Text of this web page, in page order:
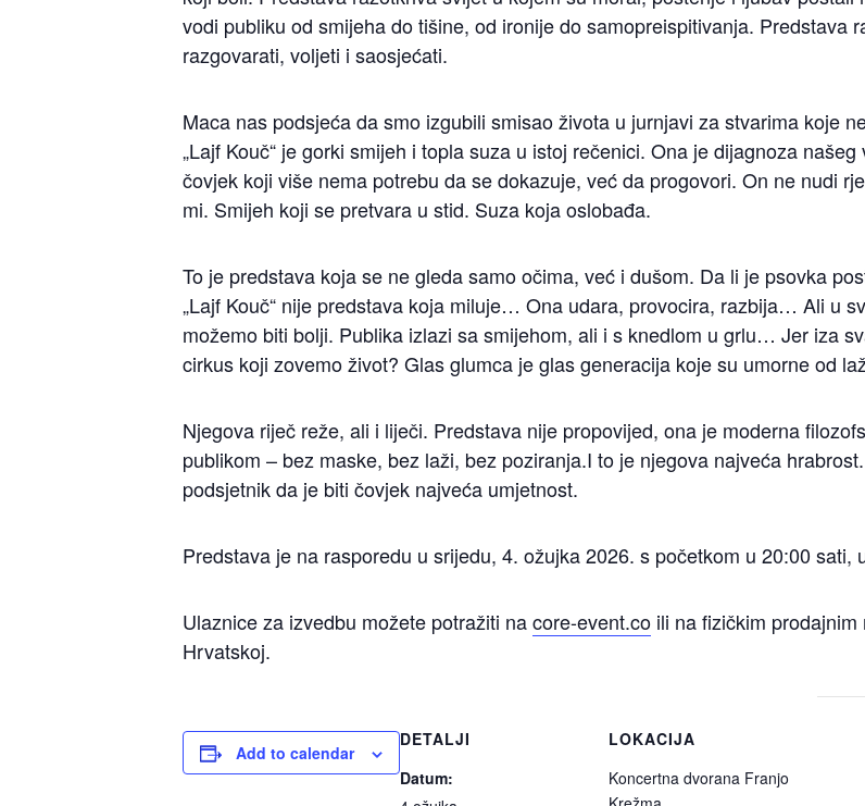
vodi publiku od smijeha do tišine, od ironije do samopreispitivanja. Predstava
razgovarati, voljeti i saosjećati.
Maca nas podsjeća da smo izgubili smisao života u jurnjavi za stvarima koje
„Lajf Kouč“ je gorki smijeh i topla suza u istoj rečenici. Ona je dijagnoza
čovjek koji više nema potrebu da se dokazuje, već da progovori. On ne nudi
mi. Smijeh koji se pretvara u stid. Suza koja oslobađa.
To je predstava koja se ne gleda samo očima, već i dušom. Da li je psovka
„Lajf Kouč“ nije predstava koja miluje… Ona udara, provocira, razbija… Ali u
možemo biti bolji. Publika izlazi sa smijehom, ali i s knedlom u grlu… Jer iza
cirkus koji zovemo život? Glas glumca je glas generacija koje su umorne od
Njegova riječ reže, ali i liječi. Predstava nije propovijed, ona je moderna
publikom – bez maske, bez laži, bez poziranja.I to je njegova najveća
podsjetnik da je biti čovjek najveća umjetnost.
Predstava je na rasporedu u srijedu, 4. ožujka 2026. s početkom u 20:00 sati,
Ulaznice za izvedbu možete potražiti nacore-event.co ili na fizičkim
Hrvatskoj.
Add to calendar
DETALJI
Datum:
LOKACIJA
Koncertna dvorana Franjo